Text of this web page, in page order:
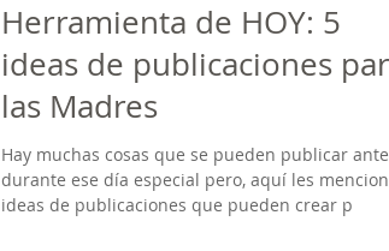
Herramienta de HOY: 5
ideas de publicaciones
las Madres
Hay muchas cosas que se pueden publicar
durante ese día especial pero, aquí les
ideas de publicaciones que pueden crear p